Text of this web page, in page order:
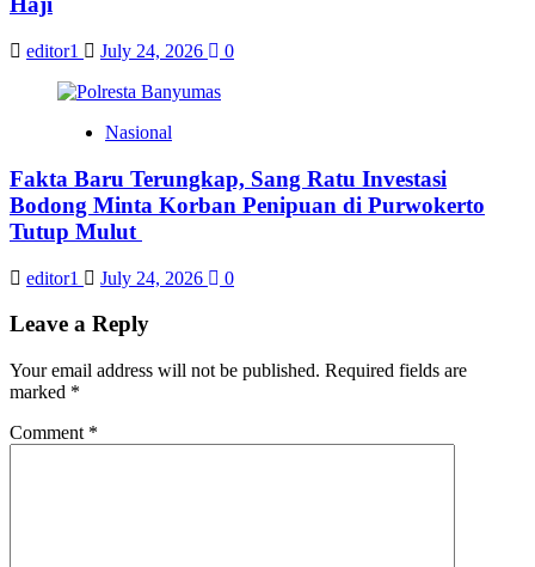
editor1 July 24, 2026 0
Nasional
Fakta Baru Terungkap, Sang Ratu Investasi
Bodong Minta Korban Penipuan di Purwokerto
Tutup Mulut
editor1 July 24, 2026 0
Leave a Reply
Your email address will not be published. Required fields are
marked *
Comment *